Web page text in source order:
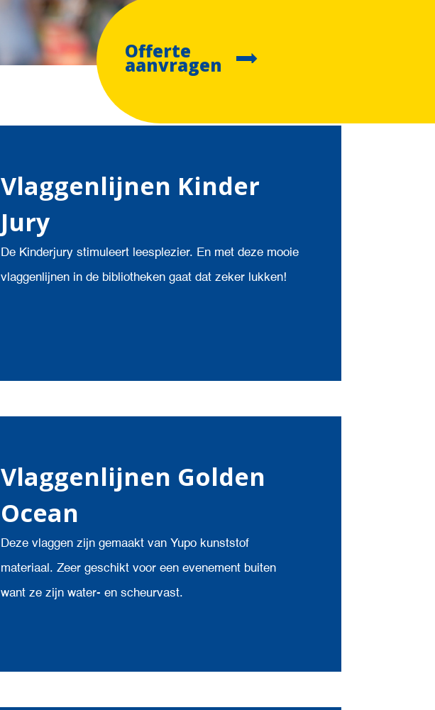
Offerte
aanvragen
Vlaggenlijnen Kinder
Jury
De Kinderjury stimuleert leesplezier. En met deze mooie
vlaggenlijnen in de bibliotheken gaat dat zeker lukken!
Vlaggenlijnen Golden
Ocean
Deze vlaggen zijn gemaakt van Yupo kunststof
materiaal. Zeer geschikt voor een evenement buiten
want ze zijn water- en scheurvast.